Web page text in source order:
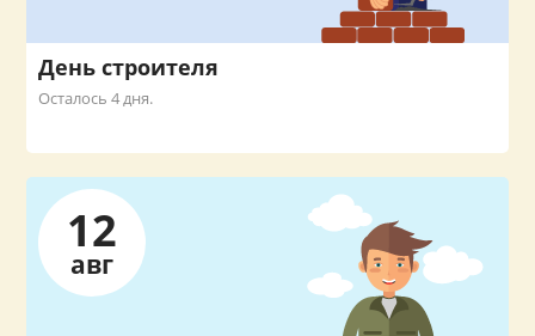
День строителя
Осталось 4 дня.
12
авг